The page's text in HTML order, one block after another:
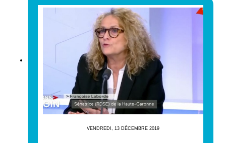
VENDREDI, 13 DÉCEMBRE 2019